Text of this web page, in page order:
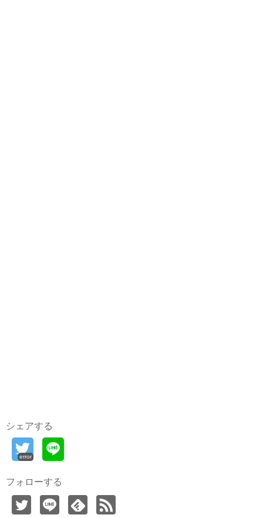
シェアする
error
フォローする